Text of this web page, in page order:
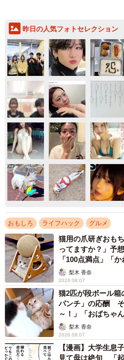
昨日の人気フォトセレクション
おもしろ ライフハック グルメ
猫用の爪研ぎおも
ってますか？」予
「100点満点」「
梨木 香奈
2026.08.07
猫2匹が段ボール箱
パンチ」の応酬
～！」「おばちゃ
梨木 香奈
2026.08.07
【漫画】大学生息
見て母は絶句 「